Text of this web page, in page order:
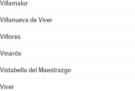
Villamalur
Villanueva de Viver
Villores
Vinaròs
Vistabella del Maestrazgo
Viver